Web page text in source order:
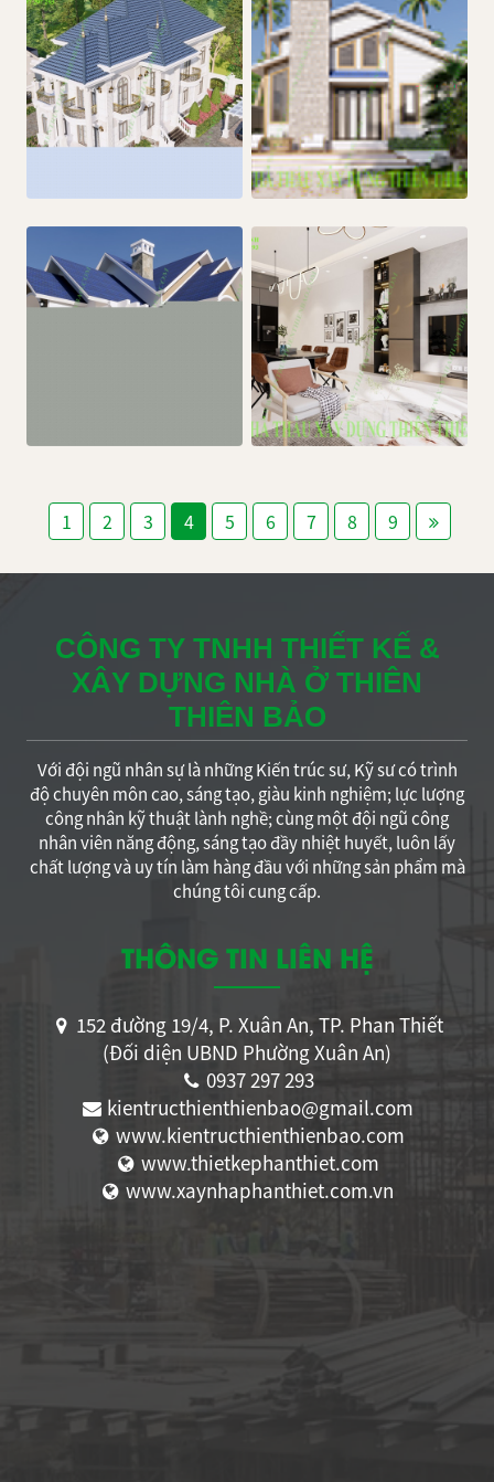
1 2 3 4 5 6 7 8 9
CÔNG TY TNHH THIẾT KẾ &
XÂY DỰNG NHÀ Ở THIÊN
THIÊN BẢO
Với đội ngũ nhân sự là những Kiến trúc sư, Kỹ sư có trình
độ chuyên môn cao, sáng tạo, giàu kinh nghiệm; lực lượng
công nhân kỹ thuật lành nghề; cùng một đội ngũ công
nhân viên năng động, sáng tạo đầy nhiệt huyết, luôn lấy
chất lượng và uy tín làm hàng đầu với những sản phẩm mà
chúng tôi cung cấp.
THÔNG TIN LIÊN HỆ
152 đường 19/4, P. Xuân An, TP. Phan Thiết
(Đối diện UBND Phường Xuân An)
0937 297 293
kientructhienthienbao@gmail.com
www.kientructhienthienbao.com
www.thietkephanthiet.com
www.xaynhaphanthiet.com.vn